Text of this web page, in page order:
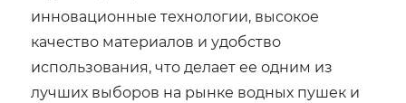
инновационные технологии, высокое
качество материалов и удобство
использования, что делает ее одним из
лучших выборов на рынке водных пушек и